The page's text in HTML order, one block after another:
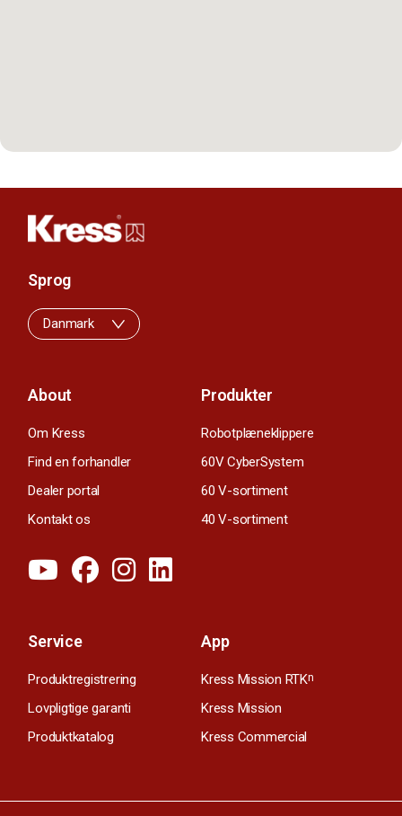
About
Om Kress
Find en forhandler
Dealer portal
Kontakt os
Produkter
Robotplæneklippere
60V CyberSystem
60 V-sortiment
40 V-sortiment
Service
Produktregistrering
Lovpligtige garanti
Produktkatalog
App
Kress Mission RTKn
Kress Mission
Kress Commercial
Sprog
Danmark